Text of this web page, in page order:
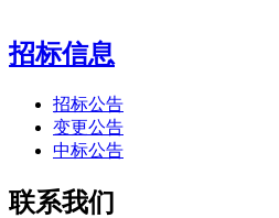
招标信息
招标公告
变更公告
中标公告
联系我们